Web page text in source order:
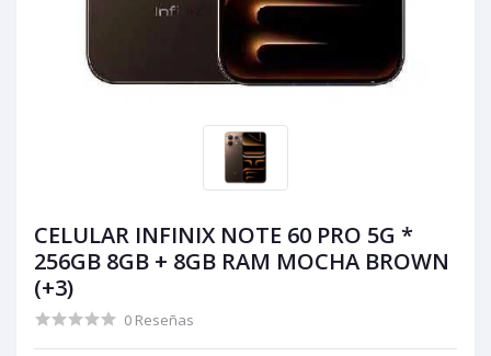
CELULAR INFINIX NOTE 60 PRO 5G *
256GB 8GB + 8GB RAM MOCHA BROWN
(+3)
0 Reseñas